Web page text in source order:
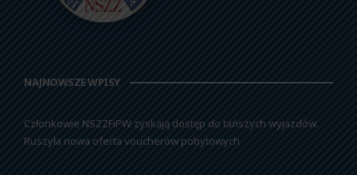
NAJNOWSZE WPISY
Członkowie NSZZFiPW zyskają dostęp do tańszych wyjazdów.
Ruszyła nowa oferta voucherów pobytowych